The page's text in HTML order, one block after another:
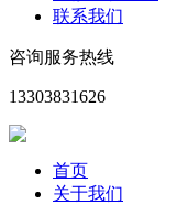
联系我们
咨询服务热线
13303831626
首页
关于我们